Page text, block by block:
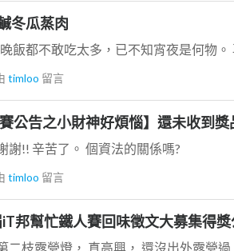
冬瓜蒸肉
timloo 留言
賽公告之小財神好煩惱】還未收到
謝!! 辛苦了。 個資法的關係嗎?
timloo 留言
邦幫忙鐵人賽回味徵文大募集得